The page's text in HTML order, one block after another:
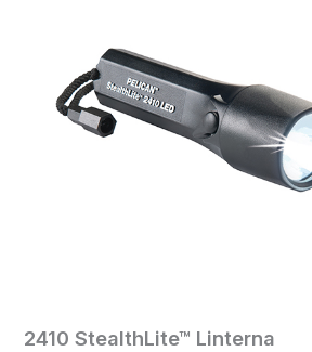
2410 StealthLite™ Linterna